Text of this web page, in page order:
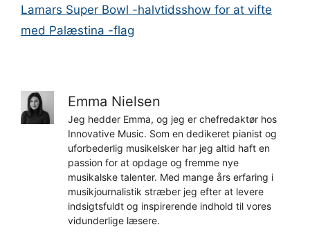
Lamars Super Bowl -halvtidsshow for at vifte
med Palæstina -flag
Emma Nielsen
Jeg hedder Emma, og jeg er chefredaktør hos
Innovative Music. Som en dedikeret pianist og
uforbederlig musikelsker har jeg altid haft en
passion for at opdage og fremme nye
musikalske talenter. Med mange års erfaring i
musikjournalistik stræber jeg efter at levere
indsigtsfuldt og inspirerende indhold til vores
vidunderlige læsere.